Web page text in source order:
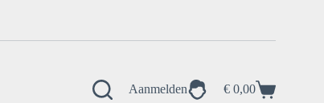
Aanmelden Winkelwagen
€ 0,00